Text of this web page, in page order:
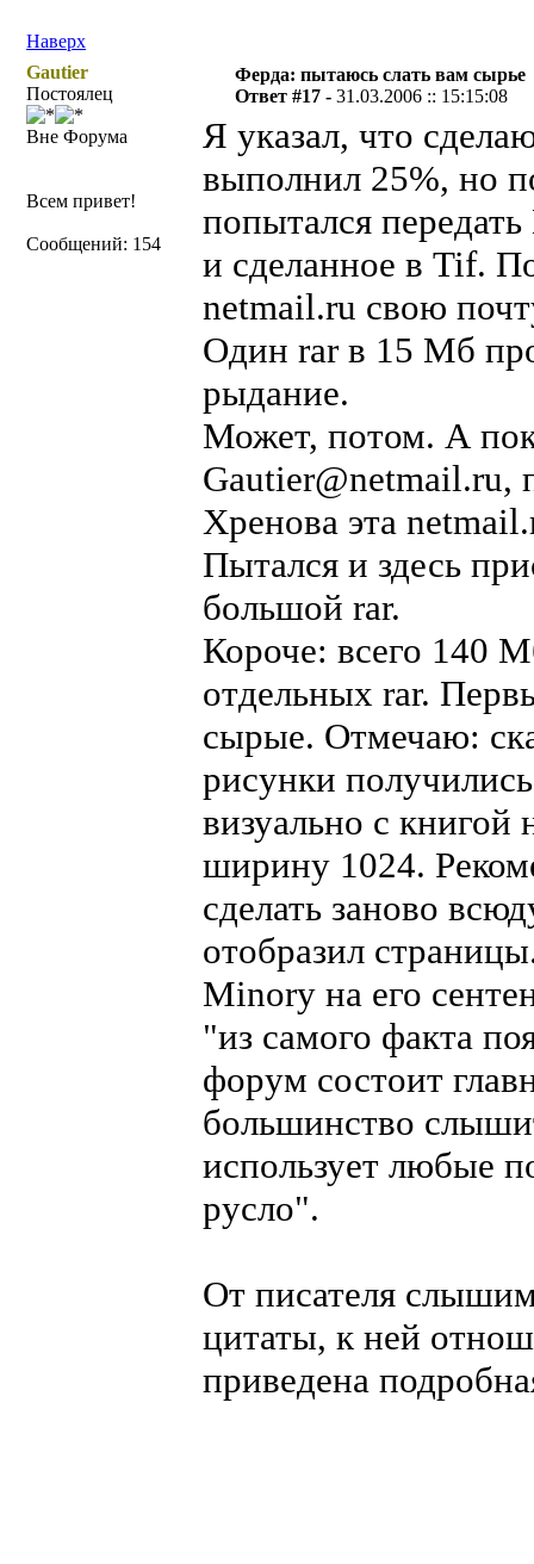
Наверх
Gautier
Постоялец
Вне Форума
Всем привет!
Сообщений: 154
Ферда: пытаюсь слать вам сырье
Ответ #17 -31.03.2006 :: 15:15:08
Я указал, что
выполнил 25%, но
попытался
и сделанное в Tif.
netmail.ru свою
Один rar в 15 Мб
рыдание.
Может, потом. А
Gautier@netmail.ru,
Хренова эта
Пытался и здесь
большой rar.
Короче: всего 140
отдельных rar.
сырые. Отмечаю:
рисунки
визуально с книгой
ширину 1024.
сделать заново
отобразил
Minorу на его
"из самого факта
форум состоит
большинство
использует любые
русло".
От писателя
цитаты, к ней
приведена